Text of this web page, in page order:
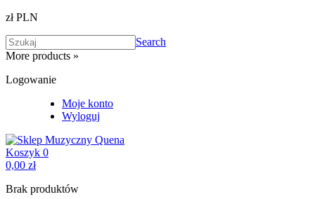
zł PLN
Search
More products »
Logowanie
Moje konto
Wyloguj
Koszyk 0
0,00 zł
Brak produktów